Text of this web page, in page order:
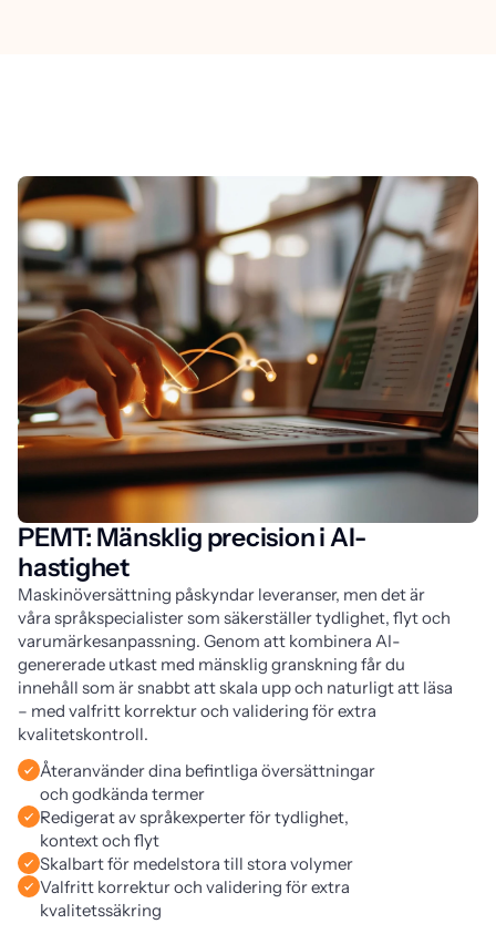
PEMT: Mänsklig precision i AI-
hastighet
Maskinöversättning påskyndar leveranser, men det är
våra språkspecialister som säkerställer tydlighet, flyt och
varumärkesanpassning. Genom att kombinera AI-
genererade utkast med mänsklig granskning får du
innehåll som är snabbt att skala upp och naturligt att läsa
– med valfritt korrektur och validering för extra
kvalitetskontroll.
Återanvänder dina befintliga översättningar
och godkända termer
Redigerat av språkexperter för tydlighet,
kontext och flyt
Skalbart för medelstora till stora volymer
Valfritt korrektur och validering för extra
kvalitetssäkring